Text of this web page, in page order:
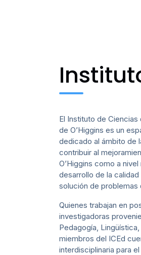
El Instituto de
de O’Higgins es un
dedicado al ámbito de
contribuir al
O’Higgins como a
desarrollo de la
solución de problemas
Quienes trabajan en
investigadoras
Pedagogía,
miembros del ICEd
interdisciplinaria para